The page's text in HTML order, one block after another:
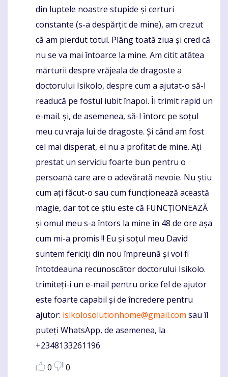
din luptele noastre stupide și certuri
constante (s-a despărțit de mine), am crezut
că am pierdut totul. Plâng toată ziua și cred că
nu se va mai întoarce la mine. Am citit atâtea
mărturii despre vrăjeala de dragoste a
doctorului Isikolo, despre cum a ajutat-o ​​să-l
readucă pe fostul iubit înapoi. Îi trimit rapid un
e-mail. și, de asemenea, să-l întorc pe soțul
meu cu vraja lui de dragoste. Și când am fost
cel mai disperat, el nu a profitat de mine. Ați
prestat un serviciu foarte bun pentru o
persoană care are o adevărată nevoie. Nu știu
cum ați făcut-o sau cum funcționează această
magie, dar tot ce știu este că FUNCȚIONEAZĂ
și omul meu s-a întors la mine în 48 de ore așa
cum mi-a promis !! Eu și soțul meu David
suntem fericiți din nou împreună și voi fi
întotdeauna recunoscător doctorului Isikolo.
trimiteți-i un e-mail pentru orice fel de ajutor
este foarte capabil și de încredere pentru
ajutor: isikolosolutionhome@gmail.com sau îl
puteți WhatsApp, de asemenea, la
+2348133261196
0
0